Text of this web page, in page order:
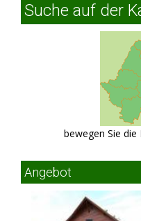
Suche auf der
bewegen Sie
Angebot